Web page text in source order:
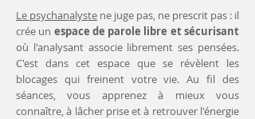
Le psychanalyste ne juge pas, ne prescrit pas : il
crée un espace de parole libre et sécurisant
où l'analysant associe librement ses pensées.
C'est dans cet espace que se révèlent les
blocages qui freinent votre vie. Au fil des
séances, vous apprenez à mieux vous
connaître, à lâcher prise et à retrouver l'énergie